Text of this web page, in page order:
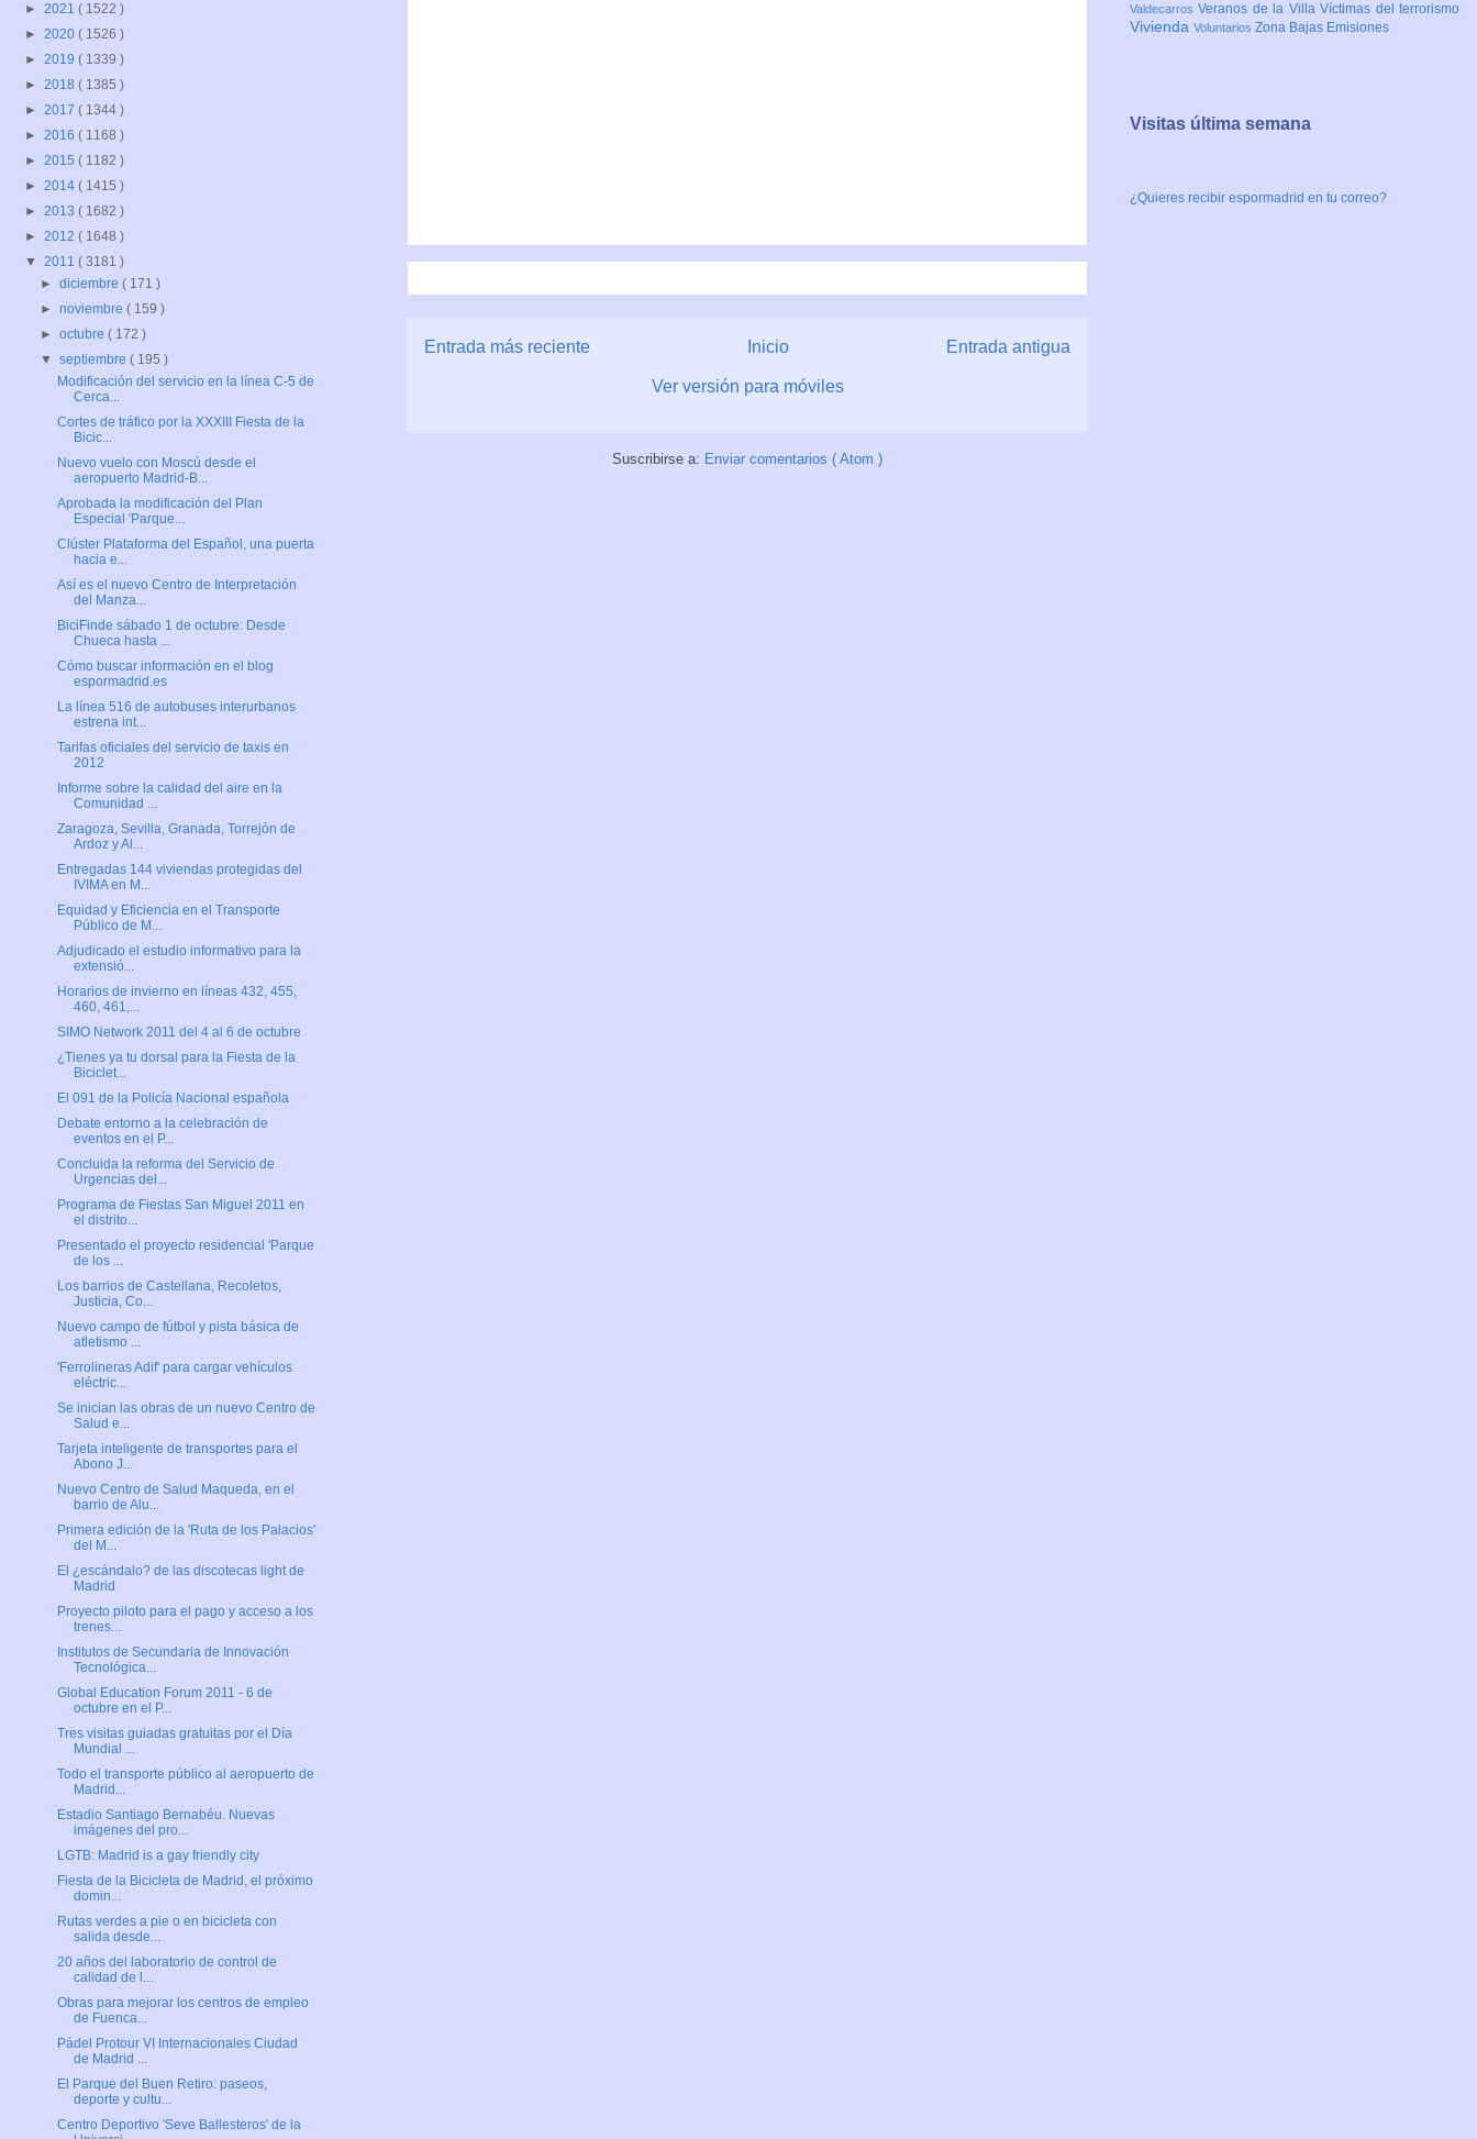
Entrada más reciente Entrada antigua
Inicio
Ver versión para móviles
Suscribirse a: Enviar comentarios ( Atom )
► 2021 ( 1522 )
► 2020 ( 1526 )
► 2019 ( 1339 )
► 2018 ( 1385 )
► 2017 ( 1344 )
► 2016 ( 1168 )
► 2015 ( 1182 )
► 2014 ( 1415 )
► 2013 ( 1682 )
► 2012 ( 1648 )
▼ 2011 ( 3181 )
►diciembre( 171 )
►noviembre( 159 )
►octubre( 172 )
▼septiembre( 195 )
Modificación del servicio en la línea C-5 de
Cerca...
Cortes de tráfico por la XXXIII Fiesta de la
Bicic...
Nuevo vuelo con Moscú desde el
aeropuerto Madrid-B...
Aprobada la modificación del Plan
Especial 'Parque...
Clúster Plataforma del Español, una puerta
hacia e...
Así es el nuevo Centro de Interpretación
del Manza...
BiciFinde sábado 1 de octubre: Desde
Chueca hasta ...
Cómo buscar información en el blog
espormadrid.es
La línea 516 de autobuses interurbanos
estrena int...
Tarifas oficiales del servicio de taxis en
2012
Informe sobre la calidad del aire en la
Comunidad ...
Zaragoza, Sevilla, Granada, Torrejón de
Ardoz y Al...
Entregadas 144 viviendas protegidas del
IVIMA en M...
Equidad y Eficiencia en el Transporte
Público de M...
Adjudicado el estudio informativo para la
extensió...
Horarios de invierno en líneas 432, 455,
460, 461,...
SIMO Network 2011 del 4 al 6 de octubre
¿Tienes ya tu dorsal para la Fiesta de la
Biciclet...
El 091 de la Policía Nacional española
Debate entorno a la celebración de
eventos en el P...
Concluida la reforma del Servicio de
Urgencias del...
Programa de Fiestas San Miguel 2011 en
el distrito...
Presentado el proyecto residencial 'Parque
de los ...
Los barrios de Castellana, Recoletos,
Justicia, Co...
Nuevo campo de fútbol y pista básica de
atletismo ...
'Ferrolineras Adif' para cargar vehículos
eléctric...
Se inician las obras de un nuevo Centro de
Salud e...
Tarjeta inteligente de transportes para el
Abono J...
Nuevo Centro de Salud Maqueda, en el
barrio de Alu...
Primera edición de la 'Ruta de los Palacios'
del M...
El ¿escándalo? de las discotecas light de
Madrid
Proyecto piloto para el pago y acceso a los
trenes...
Institutos de Secundaria de Innovación
Tecnológica...
Global Education Forum 2011 - 6 de
octubre en el P...
Tres visitas guiadas gratuitas por el Día
Mundial ...
Todo el transporte público al aeropuerto de
Madrid...
Estadio Santiago Bernabéu. Nuevas
imágenes del pro...
LGTB: Madrid is a gay friendly city
Fiesta de la Bicicleta de Madrid, el próximo
domin...
Rutas verdes a pie o en bicicleta con
salida desde...
20 años del laboratorio de control de
calidad de l...
Obras para mejorar los centros de empleo
de Fuenca...
Pádel Protour VI Internacionales Ciudad
de Madrid ...
El Parque del Buen Retiro: paseos,
deporte y cultu...
Centro Deportivo 'Seve Ballesteros' de la
ValdecarrosVeranos de la VillaVíctimas del terrorismo
Vivienda Voluntarios Zona Bajas Emisiones
Visitas última semana
¿Quieres recibir espormadrid en tu correo?